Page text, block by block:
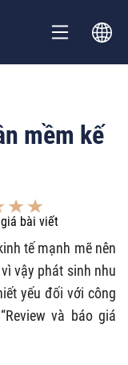
mềm kế
bài viết
tế mạnh mẽ nên
vậy phát sinh nhu
yếu đối với công
và báo giá